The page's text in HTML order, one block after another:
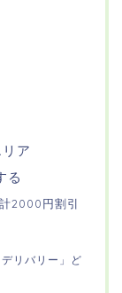
ア
る
2000円割引
リバリー」ど